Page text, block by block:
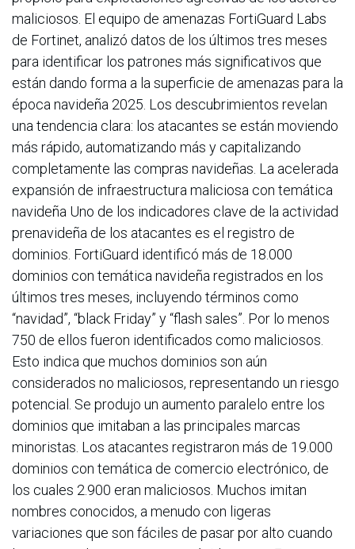
maliciosos. El equipo de amenazas FortiGuard Labs
de Fortinet, analizó datos de los últimos tres meses
para identificar los patrones más significativos que
están dando forma a la superficie de amenazas para la
época navideña 2025. Los descubrimientos revelan
una tendencia clara: los atacantes se están moviendo
más rápido, automatizando más y capitalizando
completamente las compras navideñas. La acelerada
expansión de infraestructura maliciosa con temática
navideña Uno de los indicadores clave de la actividad
prenavideña de los atacantes es el registro de
dominios. FortiGuard identificó más de 18.000
dominios con temática navideña registrados en los
últimos tres meses, incluyendo términos como
“navidad”, “black Friday” y “flash sales”. Por lo menos
750 de ellos fueron identificados como maliciosos.
Esto indica que muchos dominios son aún
considerados no maliciosos, representando un riesgo
potencial. Se produjo un aumento paralelo entre los
dominios que imitaban a las principales marcas
minoristas. Los atacantes registraron más de 19.000
dominios con temática de comercio electrónico, de
los cuales 2.900 eran maliciosos. Muchos imitan
nombres conocidos, a menudo con ligeras
variaciones que son fáciles de pasar por alto cuando